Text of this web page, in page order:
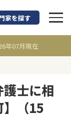
理に強い弁
965
件
年07月31日
家を探す
年07月現在
士に相
】（15